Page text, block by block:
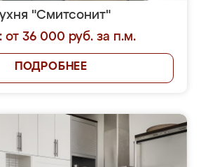
"Смитсонит"
от 36 000 руб. за п.м.
ПОДРОБНЕЕ